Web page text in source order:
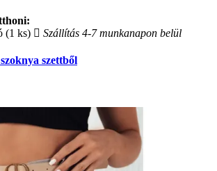
(1 ks)
Szállítás 4-7 munkanapon belül
szettből